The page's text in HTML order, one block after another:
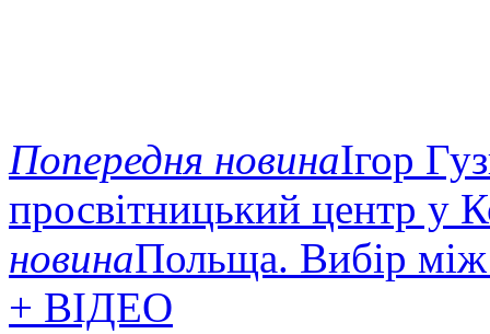
Попередня новинаІгор
просвітницький центр у
новинаПольща. Вибір між
+ ВІДЕО